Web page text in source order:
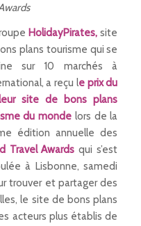
HolidayPirates, site
plans tourisme qui se
sur 10 marchés à
a reçu le prix du
site de bons plans
du monde lors de la
édition annuelle des
Travel Awards qui s’est
à Lisbonne, samedi
trouver et partager des
le site de bons plans
acteurs plus établis de